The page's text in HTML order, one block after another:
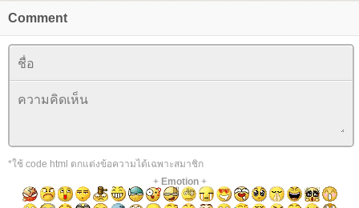
Comment
*ใช้ code html ตกแต่งข้อความได้เฉพาะสมาชิก
+ Emotion+